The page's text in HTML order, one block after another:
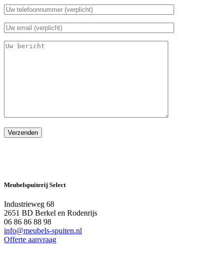
Meubelspuiterij Select
Industrieweg 68
2651 BD Berkel en Rodenrijs
06 86 86 88 98
info@meubels-spuiten.nl
Offerte aanvraag